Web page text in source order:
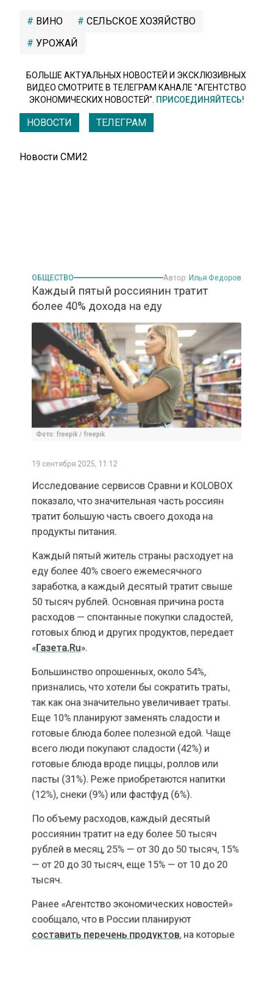
ВИНО
СЕЛЬСКОЕ ХОЗЯЙСТВО
УРОЖАЙ
БОЛЬШЕ АКТУАЛЬНЫХ НОВОСТЕЙ И ЭКСКЛЮЗИВНЫХ
ВИДЕО СМОТРИТЕ В ТЕЛЕГРАМ КАНАЛЕ "АГЕНТСТВО
ЭКОНОМИЧЕСКИХ НОВОСТЕЙ". ПРИСОЕДИНЯЙТЕСЬ!
НОВОСТИ ТЕЛЕГРАМ
Новости СМИ2
Фото: freepik / freepik
19 сентября 2025, 11:12
показало, что значительная часть россиян
тратит большую часть своего дохода на
продукты питания.
Каждый пятый житель страны расходует на
заработка, а каждый десятый тратит свыше
50 тысяч рублей. Основная причина роста
расходов — спонтанные покупки сладостей,
готовых блюд и других продуктов, передает
Газета.Ru».
признались, что хотели бы сократить траты,
так как она значительно увеличивает траты.
Еще 10% планируют заменять сладости и
готовые блюда более полезной едой. Чаще
всего люди покупают сладости (42%) и
готовые блюда вроде пиццы, роллов или
пасты (31%). Реже приобретаются напитки
(12%), снеки (9%) или фастфуд (6%).
По объему расходов, каждый десятый
россиянин тратит на еду более 50 тысяч
рублей в месяц, 25% — от 30 до 50 тысяч, 15%
— от 20 до 30 тысяч, еще 15% — от 10 до 20
Ранее «Агентство экономических новостей»
сообщало, что в России планируют